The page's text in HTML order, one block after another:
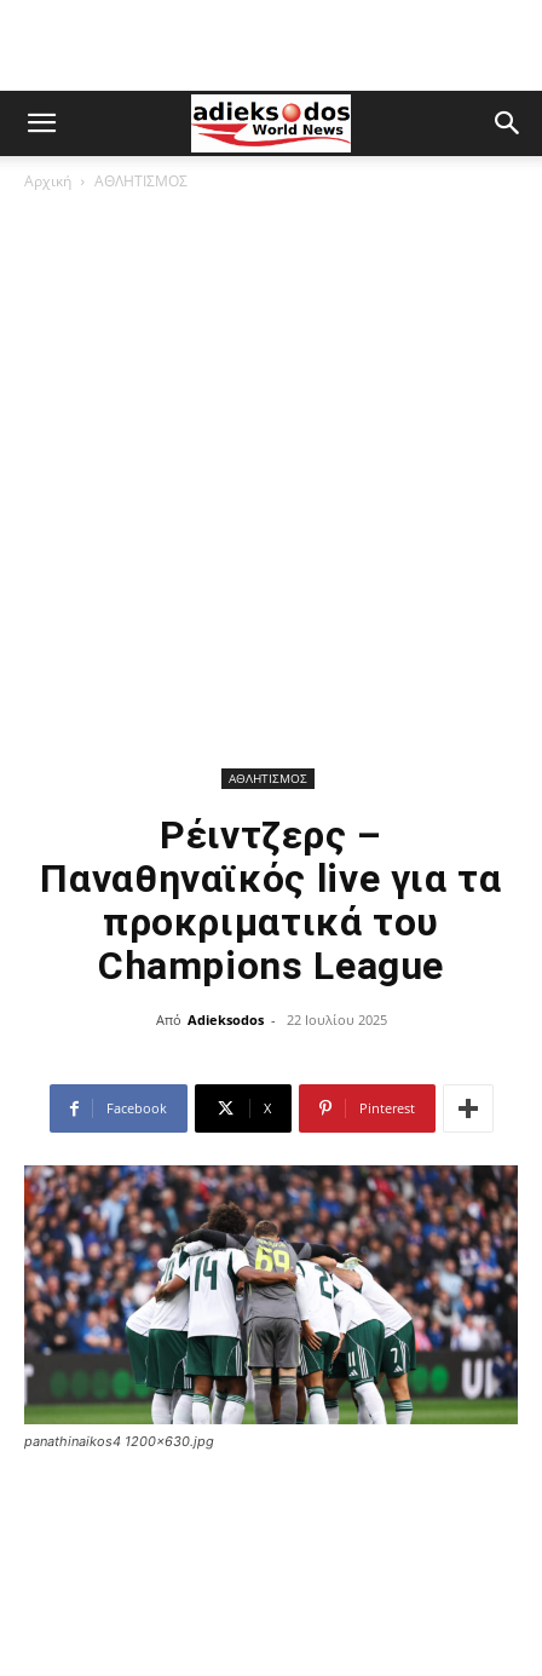
Αρχική ΑΘΛΗΤΙΣΜΟΣ
ΑΘΛΗΤΙΣΜΟΣ
Ρέιντζερς –
Παναθηναϊκός live για τα
προκριματικά του
Champions League
Από Adieksodos - 22 Ιουλίου 2025
Facebook X Pinterest
panathinaikos4 1200x630.jpg